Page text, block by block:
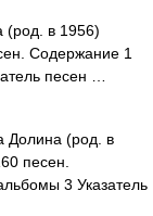
(род. в 1956)
Содержание 1
песен …
Долина (род. в
песен.
3 Указатель